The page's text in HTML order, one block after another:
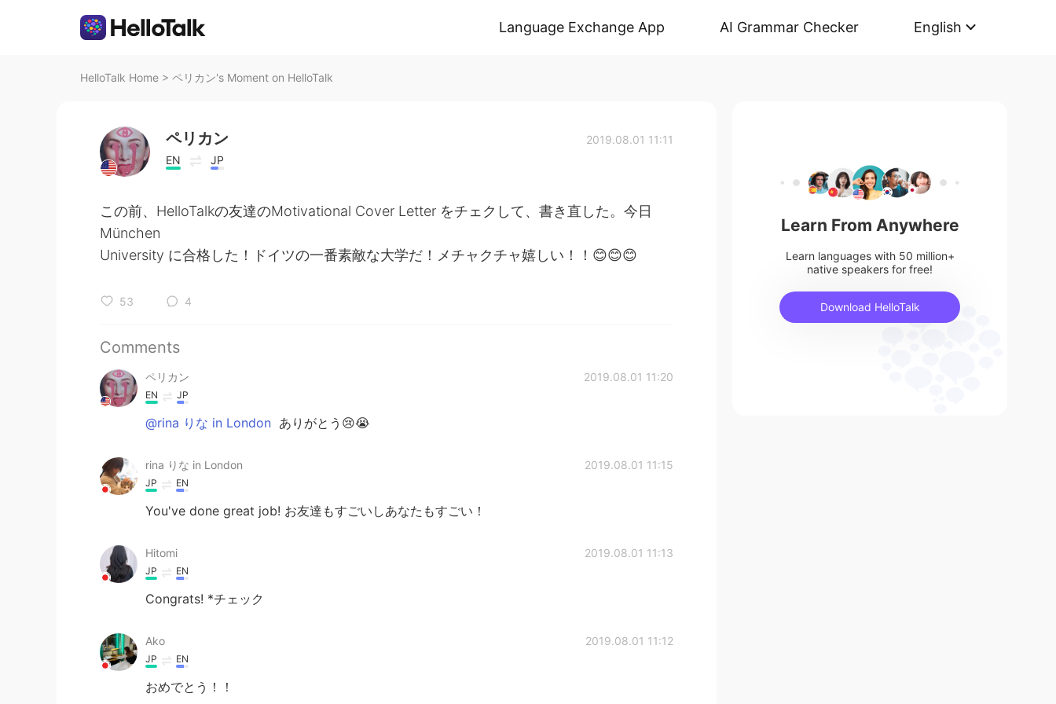
Language Exchange App AI Grammar Checker English
HelloTalk Home > ペリカン's Moment on HelloTalk
ペリカン
EN JP
2019.08.01 11:11
この前、HelloTalkの友達のMotivational Cover Letter をチェクして、書き直した。今日
München
University に合格した！ドイツの一番素敵な大学だ！メチャクチャ嬉しい！！😊😊😊
53 4
Comments
ペリカン 2019.08.01 11:20
EN JP
@rina りな in London ありがとう😢😭
rina りな in London 2019.08.01 11:15
JP EN
You've done great job! お友達もすごいしあなたもすごい！
Hitomi 2019.08.01 11:13
JP EN
Congrats! *チェック
Ako 2019.08.01 11:12
JP EN
おめでとう！！
Learn From Anywhere
Learn languages with 50 million+
native speakers for free!
Download HelloTalk